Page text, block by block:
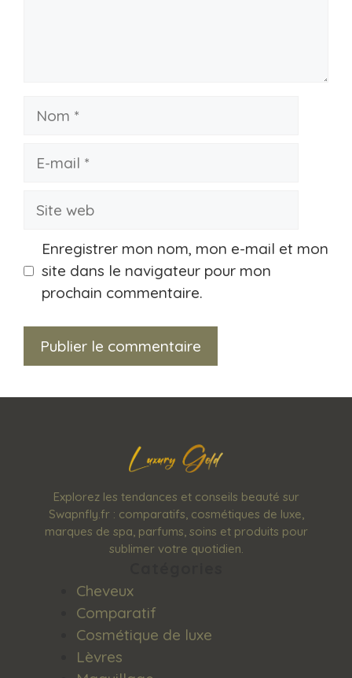
Nom
Site
Enregistrer mon nom, mon e-mail et mon
site dans le navigateur pour mon
prochain commentaire.
Explorez les tendances et conseils beauté sur
Swapnfly.fr : comparatifs, cosmétiques de luxe,
marques de spa, parfums, soins et produits pour
sublimer votre quotidien.
Cheveux
Comparatif
Cosmétique de luxe
Lèvres